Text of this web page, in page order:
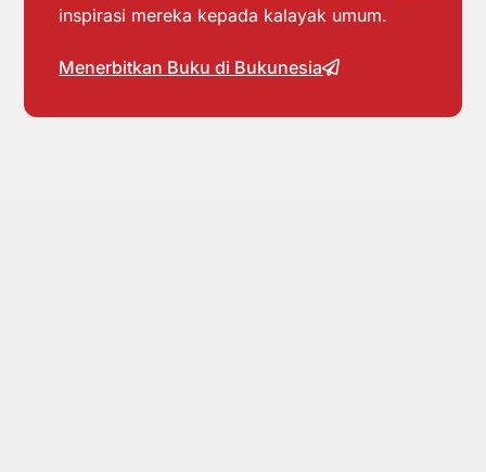
inspirasi mereka kepada kalayak umum.
Menerbitkan Buku di Bukunesia